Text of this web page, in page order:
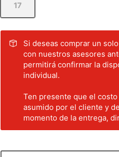
17
Si deseas comprar un
con nuestros asesores
permitirá confirmar la
individual.
Ten presente que el
asumido por el cliente y
momento de la entrega,